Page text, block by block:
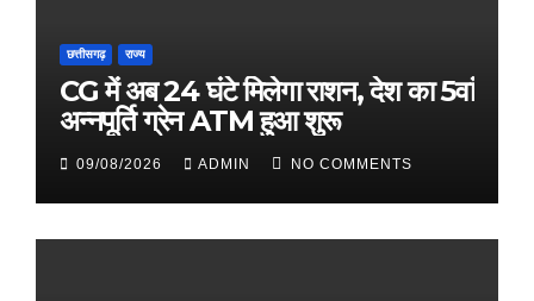
छत्तीसगढ़ राज्य
CG में अब 24 घंटे मिलेगा राशन, देश का 5वां
अन्नपूर्ति ग्रेन ATM हुआ शुरू
09/08/2026 ADMIN NO COMMENTS